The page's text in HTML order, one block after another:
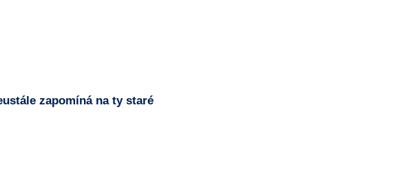
zapomíná na ⁣ty staré